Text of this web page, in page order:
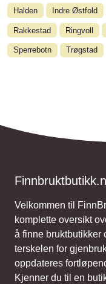
Halden Indre Østfold
Rakkestad Ringvoll
Sperrebotn Trøgstad
Velkommen til
komplette oversikt
å finne bruktbutikker
terskelen for
oppdateres
Kjenner du til en